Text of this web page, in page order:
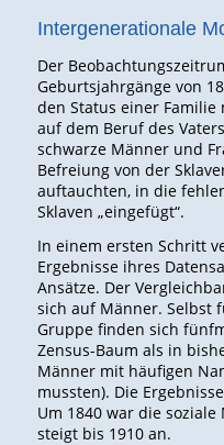
Intergenerationale
Der
Geburtsjahrgänge von
den Status einer Familie
auf dem Beruf des
schwarze Männer und
Befreiung von der
auftauchten, in die
Sklaven „eingefügt“.
In einem ersten Schritt
Ergebnisse ihres
Ansätze. Der
sich auf Männer. Selbst
Gruppe finden sich
Zensus-Baum als in
Männer mit häufigen
mussten). Die
Um 1840 war die
steigt bis 1910 an.